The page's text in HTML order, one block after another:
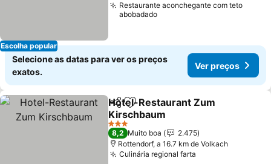
Escolha popular
Restaurante aconchegante com teto
abobadado
Selecione as datas para ver os preços
exatos.
Ver preços
PartilharAdicionar aos favoritos
Hotel-Restaurant Zum
Kirschbaum
Ver preços
3 Estrelas
8,2 Muito boa
2.475
Rottendorf, a 16.7 km de Volkach
Culinária regional farta